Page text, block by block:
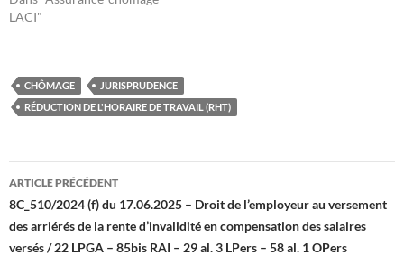
LACI"
CHÔMAGE
JURISPRUDENCE
RÉDUCTION DE L'HORAIRE DE TRAVAIL (RHT)
Navigation
des
articles
ARTICLE PRÉCÉDENT
8C_510/2024 (f) du 17.06.2025 – Droit de l’employeur au versement
des arriérés de la rente d’invalidité en compensation des salaires
versés / 22 LPGA – 85bis RAI – 29 al. 3 LPers – 58 al. 1 OPers